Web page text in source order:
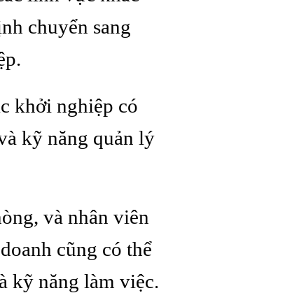
chuyển sang
khởi nghiệp có
kỹ năng quản lý
và nhân viên
cũng có thể
kỹ năng làm việc.